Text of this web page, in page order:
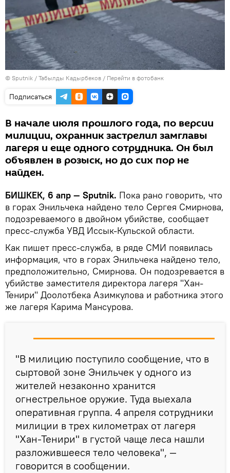
© Sputnik / Табылды Кадырбеков / Перейти в фотобанк
Подписаться
В начале июля прошлого года, по версии
милиции, охранник застрелил замглавы
лагеря и еще одного сотрудника. Он был
объявлен в розыск, но до сих пор не
найден.
БИШКЕК, 6 апр — Sputnik. Пока рано говорить, что
в горах Энильчека найдено тело Сергея Смирнова,
подозреваемого в двойном убийстве, сообщает
пресс-служба УВД Иссык-Кульской области.
Как пишет пресс-служба, в ряде СМИ появилась
информация, что в горах Энильчека найдено тело,
предположительно, Смирнова. Он подозревается в
убийстве заместителя директора лагеря "Хан-
Тенири" Доолотбека Азимкулова и работника этого
же лагеря Карима Мансурова.
"В милицию поступило сообщение, что в
сыртовой зоне Энильчек у одного из
жителей незаконно хранится
огнестрельное оружие. Туда выехала
оперативная группа. 4 апреля сотрудники
милиции в трех километрах от лагеря
"Хан-Тенири" в густой чаще леса нашли
разложившееся тело человека", —
говорится в сообщении.